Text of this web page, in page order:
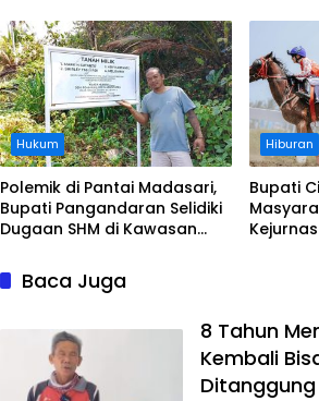
Ditanggung BPJS
Hukum
Polemik di Pantai Madasari,
Bupati Pangandaran Selidiki
Dugaan SHM di Kawasan
Hiburan
Bupati
Baca Juga
8 Tahun
Kembali
Ditanggung